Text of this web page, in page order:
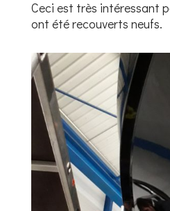
Ceci est très intéressant
ont été recouverts neufs.